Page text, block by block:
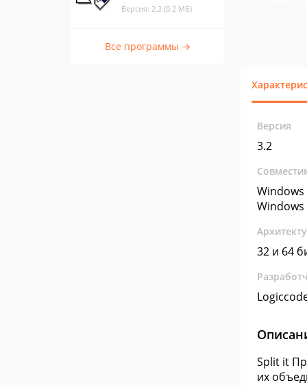
Версия: 2.2 (0.2 МБ)
Все программы →
Версия
3.2
Windows
Windows
32 и 64
Split it
их